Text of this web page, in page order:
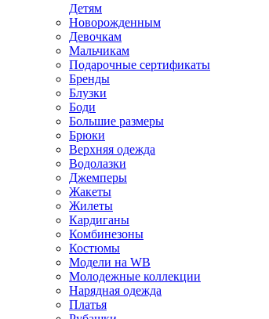
Детям
Новорожденным
Девочкам
Мальчикам
Подарочные сертификаты
Бренды
Блузки
Боди
Большие размеры
Брюки
Верхняя одежда
Водолазки
Джемперы
Жакеты
Жилеты
Кардиганы
Комбинезоны
Костюмы
Модели на WB
Молодежные коллекции
Нарядная одежда
Платья